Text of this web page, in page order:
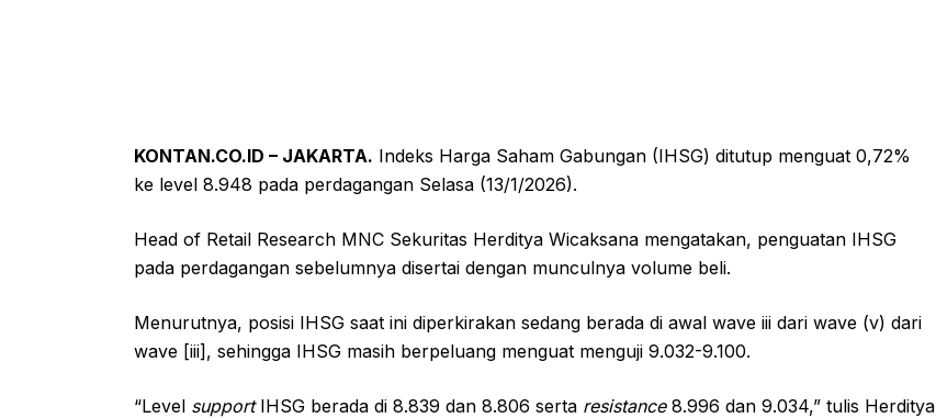
KONTAN.CO.ID – JAKARTA. Indeks Harga Saham Gabungan (IHSG) ditutup menguat 0,72%
ke level 8.948 pada perdagangan Selasa (13/1/2026).
Head of Retail Research MNC Sekuritas Herditya Wicaksana mengatakan, penguatan IHSG
pada perdagangan sebelumnya disertai dengan munculnya volume beli.
Menurutnya, posisi IHSG saat ini diperkirakan sedang berada di awal wave iii dari wave (v) dari
wave [iii], sehingga IHSG masih berpeluang menguat menguji 9.032-9.100.
“Level support IHSG berada di 8.839 dan 8.806 serta resistance 8.996 dan 9.034,” tulis Herditya